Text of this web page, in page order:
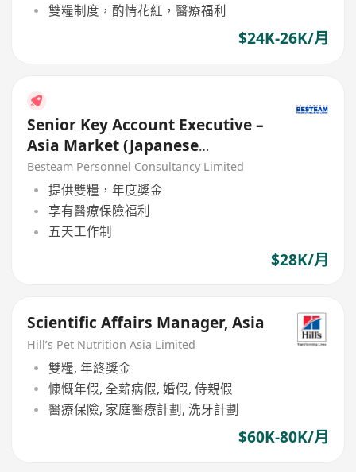
雙糧制度，酌情花紅，醫療福利
$24K-26K/月
Senior Key Account Executive –
Asia Market (Japanese
Speaking) 28K
Besteam Personnel Consultancy Limited
提供雙糧，年度獎金
享有醫療保險福利
五天工作制
$28K/月
Scientific Affairs Manager, Asia
Hill’s Pet Nutrition Asia Limited
雙糧, 年終獎金
慷慨年假, 全薪病假, 婚假, 侍親假
醫療保險, 家庭醫療計劃, 洗牙計劃
$60K-80K/月